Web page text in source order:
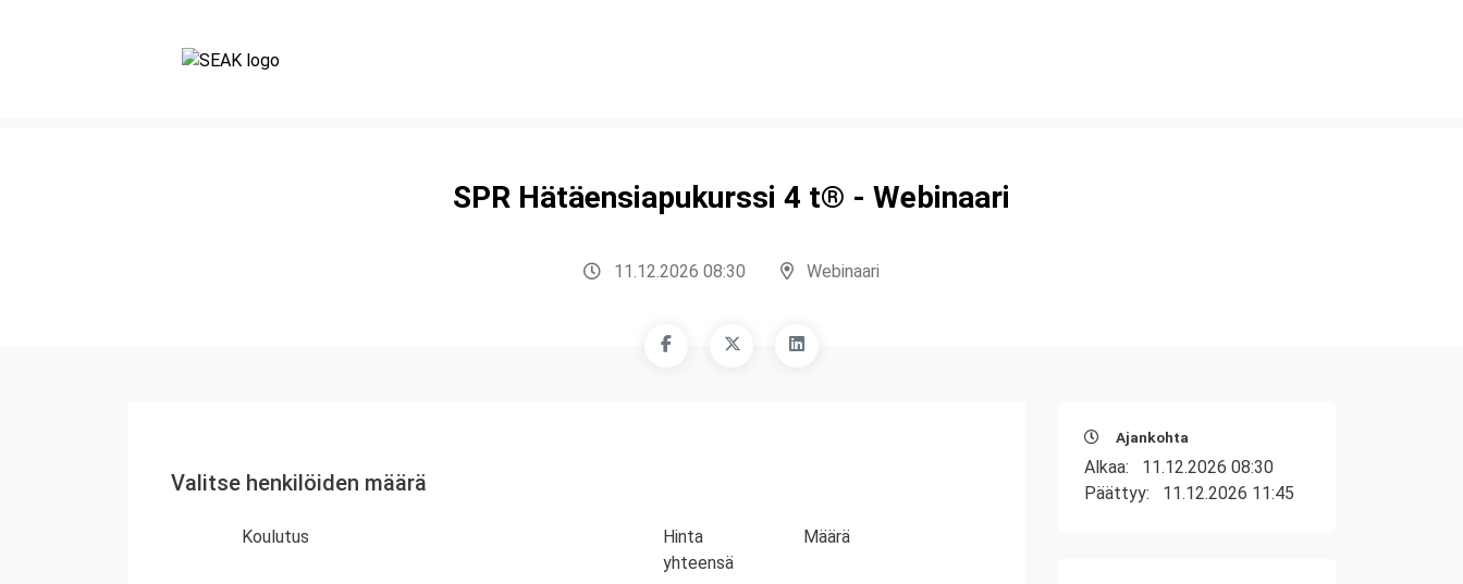
SPR Hätäensiapukurssi 4 t® - Webinaari
11.12.2026 08:30 Webinaari
Valitse henkilöiden määrä
Koulutus
Hinta
yhteensä
Määrä
Ajankohta
Alkaa: 11.12.2026 08:30
Päättyy: 11.12.2026 11:45